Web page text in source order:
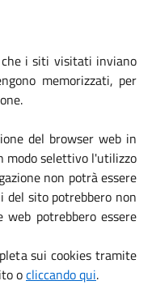
i siti visitati inviano
memorizzati, per
del browser web in
modo selettivo l'utilizzo
non potrà essere
del sito potrebbero non
web potrebbero essere
sui cookies tramite
ocliccando qui.